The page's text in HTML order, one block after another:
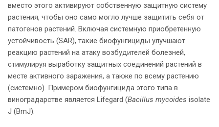
вместо этого активируют собственную защитную систему
растения, чтобы оно само могло лучше защитить себя от
патогенов растений. Включая системную приобретенную
устойчивость (SAR), такие биофунгициды улучшают
реакцию растений на атаку возбудителей болезней,
стимулируя выработку защитных соединений растений в
месте активного заражения, а также по всему растению
(системно). Примером биофунгицида этого типа в
виноградарстве является Lifegard (Bacillus mycoides isolate
J (BmJ).